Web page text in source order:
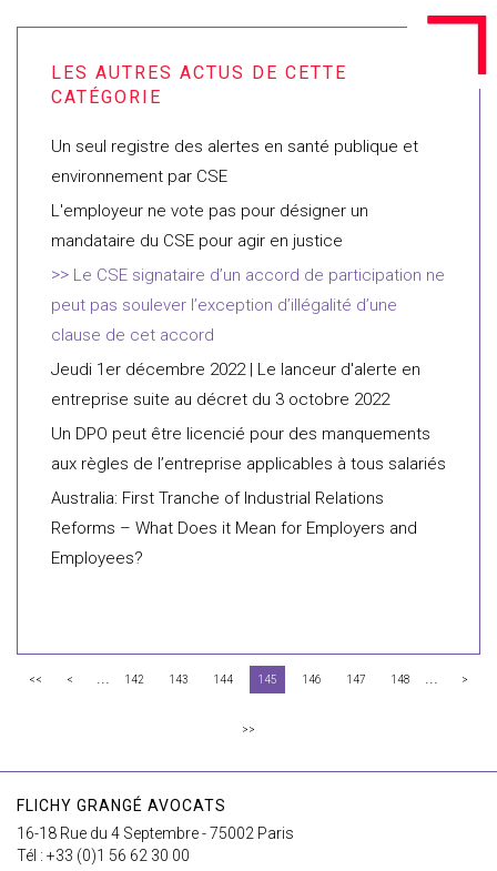
Un seul registre des alertes en santé publique et
environnement par CSE
L'employeur ne vote pas pour désigner un
mandataire du CSE pour agir en justice
Le CSE signataire d’un accord de participation ne
peut pas soulever l’exception d’illégalité d’une
clause de cet accord
Jeudi 1er décembre 2022 | Le lanceur d'alerte en
entreprise suite au décret du 3 octobre 2022
Un DPO peut être licencié pour des manquements
aux règles de l’entreprise applicables à tous salariés
Australia: First Tranche of Industrial Relations
Reforms – What Does it Mean for Employers and
Employees?
<< < ... 142 143 144 145 146 147 148 ... >
>>
FLICHY GRANGÉ AVOCATS
16-18 Rue du 4 Septembre - 75002 Paris
Tél : +33 (0)1 56 62 30 00